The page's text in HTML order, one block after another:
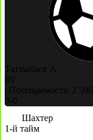
Таттыбаев А
85'
Посещаемость: 2 500
0-0
Шахтер
1-й тайм